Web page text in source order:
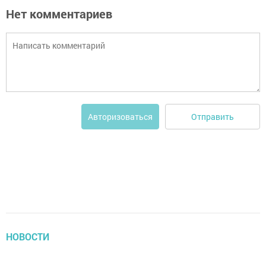
Нет комментариев
Авторизоваться Отправить
НОВОСТИ